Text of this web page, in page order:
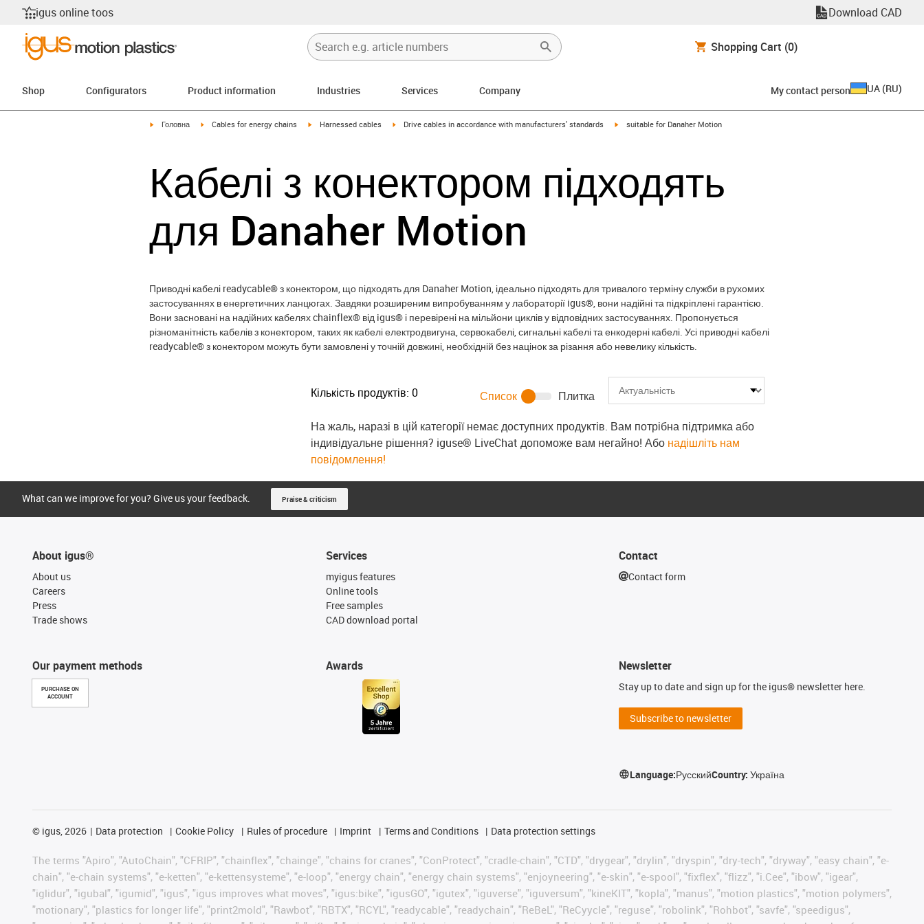
igus online toos Download CAD
Shopping Cart (0)
Shop Configurators Product information Industries Services Company My contact person UA (RU)
igus-icon-arrow-right
Головна igus-icon-arrow-right
Cables for energy chains igus-icon-arrow-right
Harnessed cables igus-icon-arrow-right
Drive cables in accordance with manufacturers' standards igus-icon-arrow-right
suitable for Danaher Motion
Кабелі з конектором підходять
для Danaher Motion
Приводні кабелі readycable® з конектором, що підходять для Danaher Motion, ідеально підходять для тривалого терміну служби в рухомих
застосуваннях в енергетичних ланцюгах. Завдяки розширеним випробуванням у лабораторії igus®, вони надійні та підкріплені гарантією.
Вони засновані на надійних кабелях chainflex® від igus® і перевірені на мільйони циклів у відповідних застосуваннях. Пропонується
різноманітність кабелів з конектором, таких як кабелі електродвигуна, сервокабелі, сигнальні кабелі та енкодерні кабелі. Усі приводні кабелі
readycable® з конектором можуть бути замовлені у точній довжині, необхідній без націнок за різання або невелику кількість.
Кількість продуктів: 0 Список
Плитка
На жаль, наразі в цій категорії немає доступних продуктів. Вам потрібна підтримка або
індивідуальне рішення? iguse® LiveChat допоможе вам негайно! Або надішліть нам
повідомлення!
What can we improve for you? Give us your feedback. Praise & criticism
About igus®
About us
Careers
Press
Trade shows
Our payment methods
PURCHASE ON
ACCOUNT
Services
myigus features
Online tools
Free samples
CAD download portal
Awards
Contact
Contact form
Newsletter
Stay up to date and sign up for the igus® newsletter here.
Subscribe to newsletter
Language:РусскийCountry:Україна
© igus, 2026 Data protection Cookie Policy Rules of procedure Imprint Terms and Conditions Data protection settings
The terms "Apiro", "AutoChain", "CFRIP", "chainflex", "chainge", "chains for cranes", "ConProtect", "cradle-chain", "CTD", "drygear", "drylin", "dryspin", "dry-tech", "dryway", "easy chain", "e-
chain", "e-chain systems", "e-ketten", "e-kettensysteme", "e-loop", "energy chain", "energy chain systems", "enjoyneering", "e-skin", "e-spool", "fixflex", "flizz", "i.Cee", "ibow", "igear",
"iglidur", "igubal", "igumid", "igus", "igus improves what moves", "igus:bike", "igusGO", "igutex", "iguverse", "iguversum", "kineKIT", "kopla", "manus", "motion plastics", "motion polymers",
"motionary", "plastics for longer life", "print2mold", "Rawbot", "RBTX", "RCYL", "readycable", "readychain", "ReBeL", "ReCyycle", "reguse", "robolink", "Rohbot", "savfe", "speedigus",